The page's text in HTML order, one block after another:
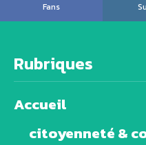
Fans
Rubriques
Accueil
citoyenneté &